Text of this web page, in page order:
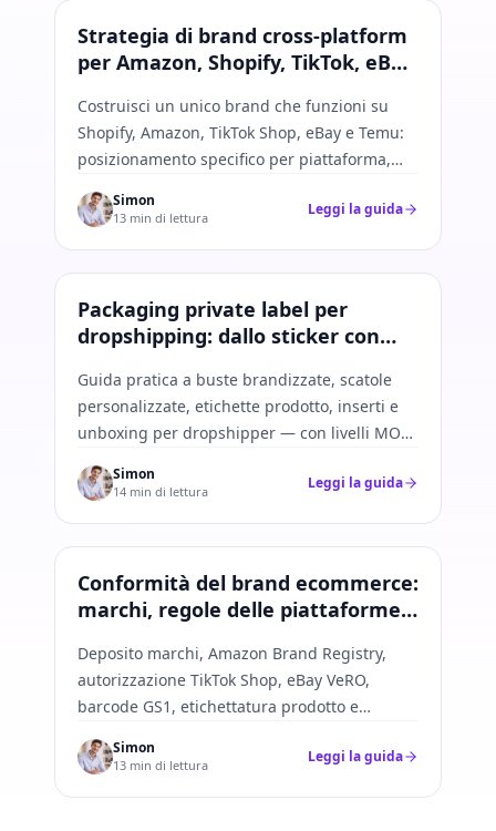
Strategia di brand
Strategia di brand cross-platform
per Amazon, Shopify, TikTok, eBay
Costruisci un unico brand che funzioni su
Shopify, Amazon, TikTok Shop, eBay e Temu:
posizionamento specifico per piattaforma,
frammentare l'identità.
Simon
13 min di lettura Leggi la guida
Private label
Packaging private label per
dropshipping: dallo sticker con
Guida pratica a buste brandizzate, scatole
personalizzate, etichette prodotto, inserti e
unboxing per dropshipper — con livelli MOQ,
Shopify e TikTok.
Simon
14 min di lettura Leggi la guida
Conformità del brand
Conformità del brand ecommerce:
marchi, regole delle piattaforme e
Deposito marchi, Amazon Brand Registry,
autorizzazione TikTok Shop, eBay VeRO,
barcode GS1, etichettatura prodotto e
Simon
13 min di lettura Leggi la guida